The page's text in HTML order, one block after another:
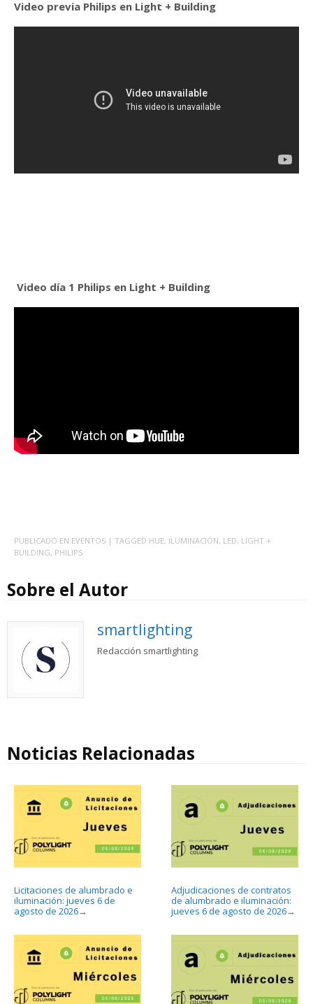
Video previa Philips en Light + Building
Video día 1 Philips en Light + Building
PUBLICADO EN EVENTOS | TAGGED HUE, ILUMINACIÓN, LED, LIGHT +
BUILDING, PHILIPS
Sobre el Autor
smartlighting
Redacción smartlighting
Noticias Relacionadas
Licitaciones de alumbrado e
iluminación: jueves 6 de
agosto de 2026→
Adjudicaciones de contratos
de alumbrado e iluminación:
jueves 6 de agosto de 2026→